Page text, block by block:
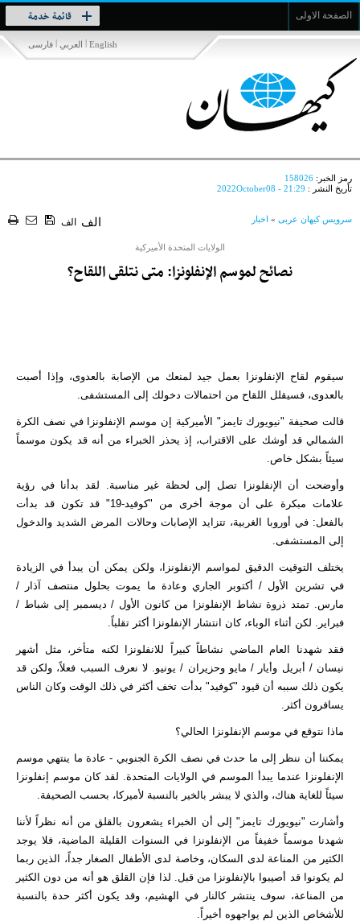
الصفحة الاولى قائمة خدمة
Toggle
navigation
فارسی | العربي | English
رمز الخبر: 158026
تأريخ النشر : 2022October08 - 21:29
سرویس کیهان عربی » اخبار الف الف
الولايات المتحدة الأميركية
نصائح لموسم الإنفلونزا: متى نتلقى اللقاح؟
سيقوم لقاح الإنفلونزا بعمل جيد لمنعك من الإصابة بالعدوى، وإذا أصبت
بالعدوى، فسيقلل اللقاح من احتمالات دخولك إلى المستشفى.
قالت صحيفة "نيويورك تايمز" الأميركية إن موسم الإنفلونزا في نصف الكرة
الشمالي قد أوشك على الاقتراب، إذ يحذر الخبراء من أنه قد يكون موسماً
سيئاً بشكل خاص.
وأوضحت أن الإنفلونزا تصل إلى لحظة غير مناسبة. لقد بدأنا في رؤية
علامات مبكرة على أن موجة أخرى من "كوفيد-19" قد تكون قد بدأت
بالفعل: في أوروبا الغربية، تتزايد الإصابات وحالات المرض الشديد والدخول
إلى المستشفى.
يختلف التوقيت الدقيق لمواسم الإنفلونزا، ولكن يمكن أن يبدأ في الزيادة
في تشرين الأول / أكتوبر الجاري وعادة ما يموت بحلول منتصف آذار /
مارس. تمتد ذروة نشاط الإنفلونزا من كانون الأول / ديسمبر إلى شباط /
فبراير. لكن أثناء الوباء، كان انتشار الإنفلونزا أكثر تقلباً.
فقد شهدنا العام الماضي نشاطاً كبيراً للانفلونزا لكنه متأخر، مثل أشهر
نيسان / أبريل وأيار / مايو وحزيران / يونيو. لا نعرف السبب فعلاً، ولكن قد
يكون ذلك سببه أن قيود "كوفيد" بدأت تخف أكثر في ذلك الوقت وكان الناس
يسافرون أكثر.
ماذا نتوقع في موسم الإنفلونزا الحالي؟
يمكننا أن ننظر إلى ما حدث في نصف الكرة الجنوبي - عادة ما ينتهي موسم
الإنفلونزا عندما يبدأ الموسم في الولايات المتحدة. لقد كان موسم إنفلونزا
سيئاً للغاية هناك، والذي لا يبشر بالخير بالنسبة لأميركا، بحسب الصحيفة.
وأشارت "نيويورك تايمز" إلى أن الخبراء يشعرون بالقلق من أنه نظراً لأننا
شهدنا موسماً خفيفاً من الإنفلونزا في السنوات القليلة الماضية، فلا يوجد
الكثير من المناعة لدى السكان، وخاصة لدى الأطفال الصغار جداً، الذين ربما
لم يكونوا قد أصيبوا بالإنفلونزا من قبل. لذا فإن القلق هو أنه من دون الكثير
من المناعة، سوف ينتشر كالنار في الهشيم، وقد يكون أكثر حدة بالنسبة
للأشخاص الذين لم يواجهوه أخيراً.